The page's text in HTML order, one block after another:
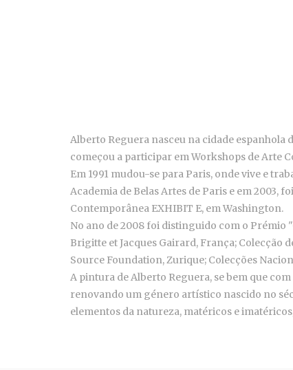
Alberto Reguera nasceu na cidade espanhola
começou a participar em Workshops de Arte
Em 1991 mudou-se para Paris, onde vive e
Academia de Belas Artes de Paris e em
Contemporânea EXHIBIT E, em Washington.
No ano de 2008 foi distinguido com o Prémio
Brigitte et Jacques Gairard, França; Colecção
Source Foundation, Zurique; Colecções
A pintura de Alberto Reguera, se bem que
renovando um género artístico nascido no
elementos da natureza, matéricos e